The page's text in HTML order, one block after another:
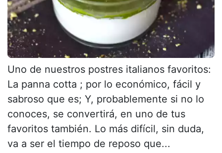
Uno de nuestros postres italianos favoritos:
La panna cotta ; por lo económico, fácil y
sabroso que es; Y, probablemente si no lo
conoces, se convertirá, en uno de tus
favoritos también. Lo más difícil, sin duda,
va a ser el tiempo de reposo que...